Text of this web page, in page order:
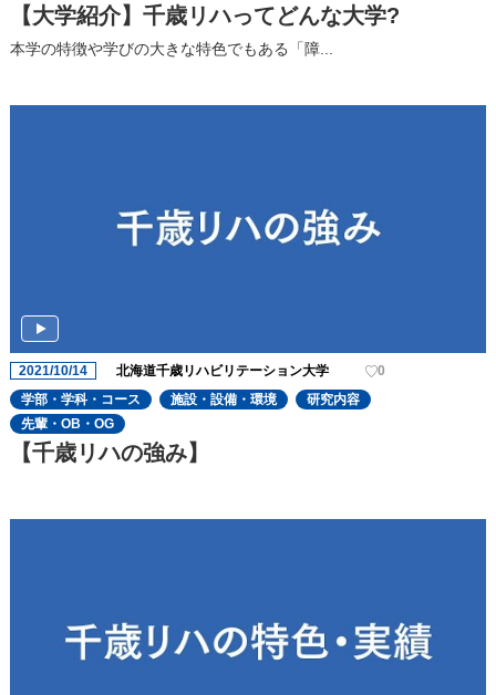
【大学紹介】千歳リハってどんな大学?
本学の特徴や学びの大きな特色でもある「障...
2021/10/14 北海道千歳リハビリテーション大学
0
学部・学科・コース
施設・設備・環境
研究内容
先輩・OB・OG
【千歳リハの強み】